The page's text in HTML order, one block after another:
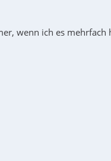
wenn ich es